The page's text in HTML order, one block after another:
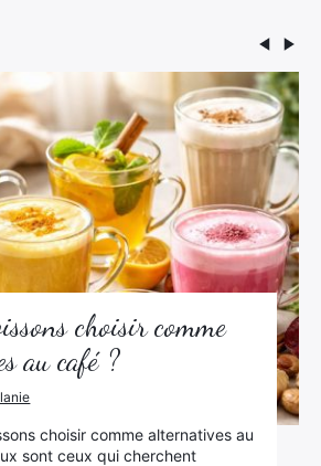
choisir comme
au café ?
choisir comme alternatives au
sont ceux qui cherchent